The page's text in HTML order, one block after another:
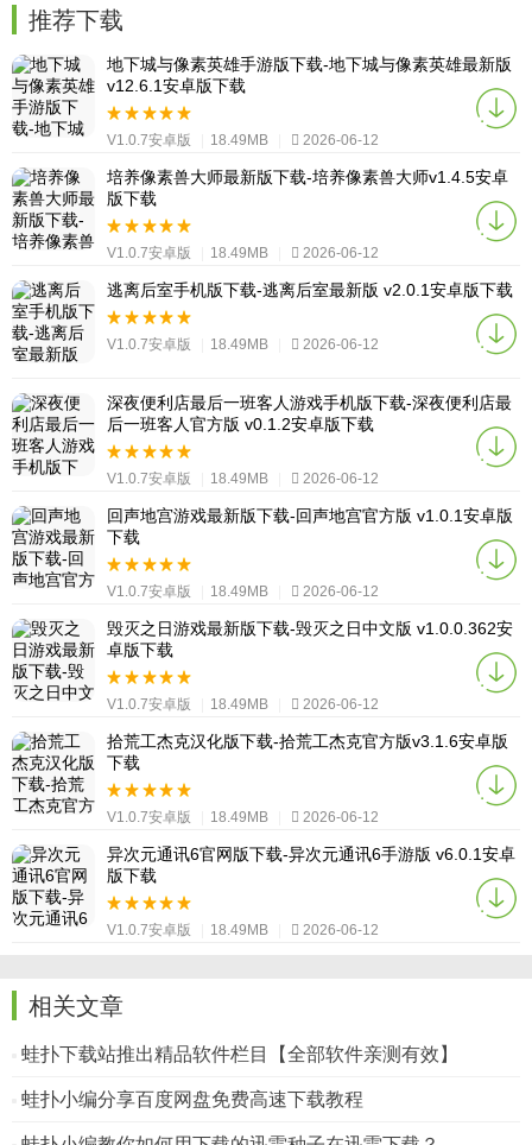
推荐下载
地下城与像素英雄手游版下载-地下城与像素英雄最新版
v12.6.1安卓版下载
V1.0.7安卓版 18.49MB 2026-06-12
培养像素兽大师最新版下载-培养像素兽大师v1.4.5安卓
版下载
V1.0.7安卓版 18.49MB 2026-06-12
逃离后室手机版下载-逃离后室最新版 v2.0.1安卓版下载
V1.0.7安卓版 18.49MB 2026-06-12
深夜便利店最后一班客人游戏手机版下载-深夜便利店最
后一班客人官方版 v0.1.2安卓版下载
V1.0.7安卓版 18.49MB 2026-06-12
回声地宫游戏最新版下载-回声地宫官方版 v1.0.1安卓版
下载
V1.0.7安卓版 18.49MB 2026-06-12
毁灭之日游戏最新版下载-毁灭之日中文版 v1.0.0.362安
卓版下载
V1.0.7安卓版 18.49MB 2026-06-12
拾荒工杰克汉化版下载-拾荒工杰克官方版v3.1.6安卓版
下载
V1.0.7安卓版 18.49MB 2026-06-12
异次元通讯6官网版下载-异次元通讯6手游版 v6.0.1安卓
版下载
V1.0.7安卓版 18.49MB 2026-06-12
相关文章
蛙扑下载站推出精品软件栏目【全部软件亲测有效】
蛙扑小编分享百度网盘免费高速下载教程